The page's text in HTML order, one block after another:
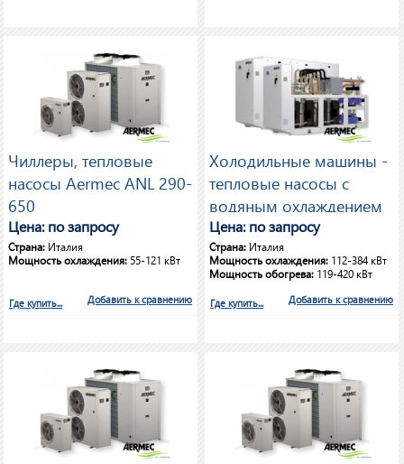
Чиллеры, тепловые
насосы Aermec ANL 290-
650
Цена: по запросу
Страна: Италия
Мощность охлаждения: 55-121 кВт
Добавить к сравнению
Где купить...
Холодильные машины -
тепловые насосы с
водяным охлаждением
Aermec NXW 0500-1400
Цена: по запросу
Страна: Италия
Мощность охлаждения: 112-384 кВт
Мощность обогрева: 119-420 кВт
Добавить к сравнению
Где купить...